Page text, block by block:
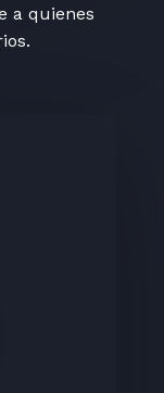
a quienes